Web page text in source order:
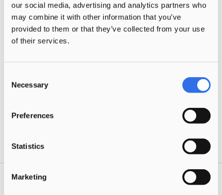
our social media, advertising and analytics partners who
may combine it with other information that you’ve
provided to them or that they’ve collected from your use
of their services.
Selection
Necessary
Preferences
Statistics
Marketing
en omstreken (SCO Delft e.o.). In het
integraal kindcentrum bevinden zich een
kinderdagverblijf, buitenschoolse opvang
Kindcentrum